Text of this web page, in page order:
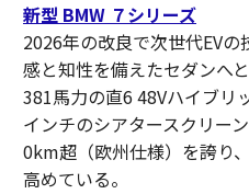
新型 BMW ７シリーズ
2026年の改良で次世代EV
感と知性を備えたセダンへ
381馬力の直6 48Vハイブリ
インチのシアタースクリー
0km超（欧州仕様）を誇り
高めている。